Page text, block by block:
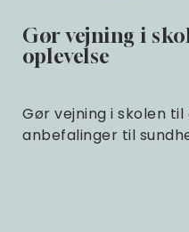
Gør vejning i
oplevelse
Gør vejning i skolen
anbefalinger til